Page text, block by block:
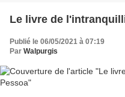
Le livre de
Publié le 06/05/2021 à 07:19
Par Walpurgis